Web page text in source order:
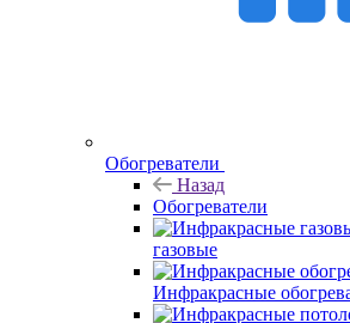
Обогреватели
Назад
Обогреватели
газовые
Инфракрасные